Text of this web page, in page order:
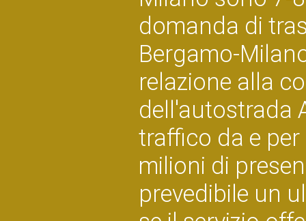
domanda di
Bergamo-
relazione alla
dell'autostrada
traffico da e
milioni di
prevedibile un